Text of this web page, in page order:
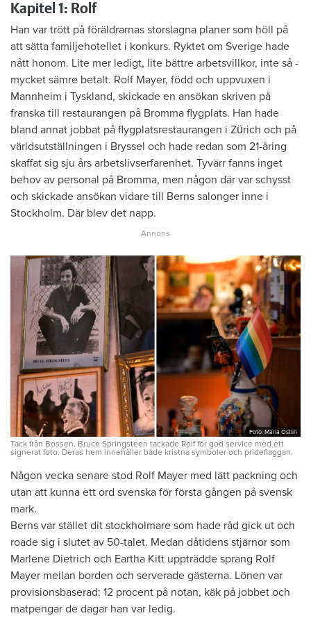
Kapitel 1: Rolf
Han var trött på föräldrarnas storslagna ­planer som höll på
att sätta familje­hotellet i ­konkurs. Ryktet om Sverige hade
nått ­honom. Lite mer ledigt, lite bättre arbetsvillkor, inte så ­
mycket sämre betalt. Rolf Mayer, född och ­uppvuxen i
Mannheim i Tyskland, skickade en ­ansökan skriven på
franska till ­restaurangen på ­Bromma flygplats. Han hade
bland annat jobbat på flygplatsrestaurangen i Zürich och på
världs­ut­ställningen i Bryssel och hade redan som 21-åring
skaffat sig sju års ­arbetslivserfarenhet. Tyvärr fanns inget
behov av personal på ­Bromma, men någon där var schysst
och ­skickade ansökan vidare till Berns salonger inne i
Stockholm. Där blev det napp.
Foto: Maria Östlin
Tack från Bossen. Bruce Springsteen tackade Rolf för god service med ett
signerat foto. Deras hem innehåller både kristna symboler och prideflaggan.
Någon vecka senare stod Rolf Mayer med lätt packning och
utan att kunna ett ord svenska för första gången på svensk
mark.
Berns var stället dit stockholmare som hade råd gick ut och
roade sig i slutet av 50-talet. Medan dåtidens stjärnor som
Marlene Dietrich och Eartha Kitt uppträdde sprang Rolf
Mayer mellan borden och serverade gästerna. Lönen var
provisionsbaserad: 12 procent på notan, käk på jobbet och
matpengar de dagar han var ledig.